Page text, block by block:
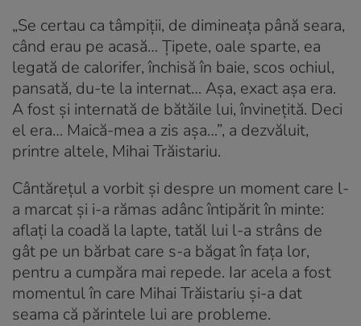
„Se certau ca tâmpiții, de dimineața până seara,
când erau pe acasă… Țipete, oale sparte, ea
legată de calorifer, închisă în baie, scos ochiul,
pansată, du-te la internat… Așa, exact așa era.
A fost și internată de bătăile lui, învinețită. Deci
el era… Maică-mea a zis așa…”, a dezvăluit,
printre altele, Mihai Trăistariu.
Cântărețul a vorbit și despre un moment care l-
a marcat și i-a rămas adânc întipărit în minte:
aflați la coadă la lapte, tatăl lui l-a strâns de
gât pe un bărbat care s-a băgat în fața lor,
pentru a cumpăra mai repede. Iar acela a fost
momentul în care Mihai Trăistariu și-a dat
seama că părintele lui are probleme.